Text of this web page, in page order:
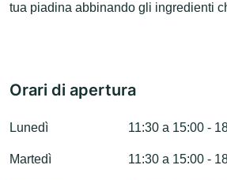
tua piadina abbinando gli ingredienti
Orari di apertura
Lunedì 11:30 a 15:00 -
Martedì 11:30 a 15:00 -